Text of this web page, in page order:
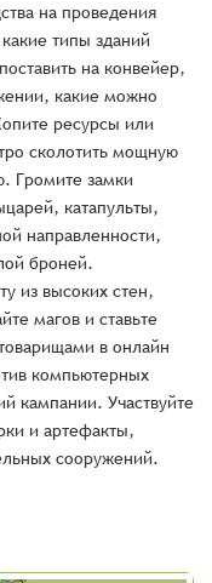
на проведения
типы зданий
на конвейер,
какие можно
ресурсы или
сколотить мощную
Громите замки
катапульты,
направленности,
броней.
из высоких стен,
магов и ставьте
в онлайн
компьютерных
кампании. Участвуйте
и артефакты,
сооружений.